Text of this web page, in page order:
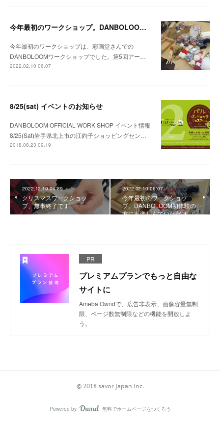
今年最初のワークショップ。DANBOLOOM初体験の方にも楽しんでいただけました！
今年最初のワークショップは、彩画堂さんでの
DANBOLOOMワークショップでした。第5回アー…
2022.02.10 06:07
8/25(sat) イベントのお知らせ
DANBOLOOM OFFICIAL WORK SHOP イベント情報
8/25(Sat)岩手県北上市の江釣子ショッピングセン…
2018.08.23 09:19
2022.12.19 04:39
クリスマスワークショッ
プ、無事終了です
2022.02.10 06:07
今年最初のワークショッ
プ。DANBOLOOM初体験の
方にも楽しんでいただけ…
PR
プレミアムプランでもっと自由な
サイトに
Ameba Owndで、広告非表示、画像容量無制
限、ページ数無制限などの機能を開放しよ
う。
©️ 2018 savor japan inc.
Powered by AmebaOwnd
無料でホームページをつくろう